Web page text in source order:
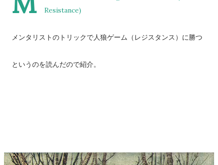
Resistance)
メンタリストのトリックで人狼ゲーム（レジスタンス）に勝つ
というのを読んだので紹介。